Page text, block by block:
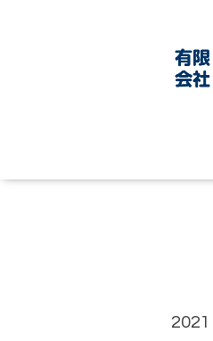
2021